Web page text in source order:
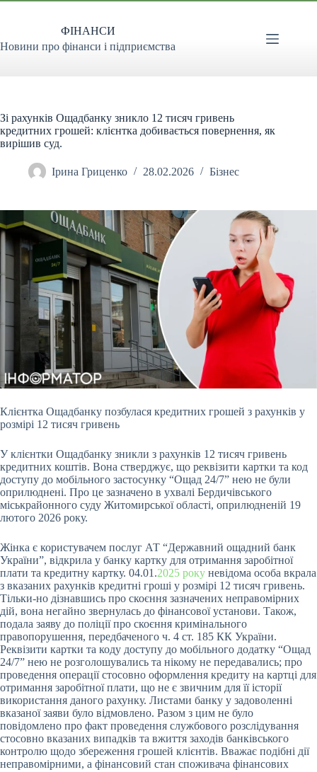
Перейти
ФІНАНСИ
Новини про фінанси і підприємства
Зі рахунків Ощадбанку зникло 12 тисяч гривень
кредитних грошей: клієнтка добивається повернення, як
вирішив суд.
Ірина Гриценко 28.02.2026 Бізнес
Клієнтка Ощадбанку позбулася кредитних грошей з рахунків у
розмірі 12 тисяч гривень
У клієнтки Ощадбанку зникли з рахунків 12 тисяч гривень
кредитних коштів. Вона стверджує, що реквізити картки та код
доступу до мобільного застосунку “Ощад 24/7” нею не були
оприлюднені. Про це зазначено в ухвалі Бердичівського
міськрайонного суду Житомирської області, оприлюдненій 19
лютого 2026 року.
Жінка є користувачем послуг АТ “Державний ощадний банк
України”, відкрила у банку картку для отримання заробітної
плати та кредитну картку. 04.01.2025 року невідома особа вкрала
з вказаних рахунків кредитні гроші у розмірі 12 тисяч гривень.
Тільки-но дізнавшись про скоєння зазначених неправомірних
дій, вона негайно звернулась до фінансової установи. Також,
подала заяву до поліції про скоєння кримінального
правопорушення, передбаченого ч. 4 ст. 185 КК України.
Реквізити картки та коду доступу до мобільного додатку “Ощад
24/7” нею не розголошувались та нікому не передавались; про
проведення операції стосовно оформлення кредиту на картці для
отримання заробітної плати, що не є звичним для її історії
використання даного рахунку. Листами банку у задоволенні
вказаної заяви було відмовлено. Разом з цим не було
повідомлено про факт проведення службового розслідування
стосовно вказаних випадків та вжиття заходів банківського
контролю щодо збереження грошей клієнтів. Вважає подібні дії
неправомірними, а фінансовий стан споживача фінансових